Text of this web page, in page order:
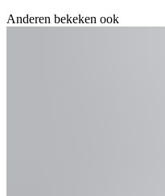
Anderen bekeken ook